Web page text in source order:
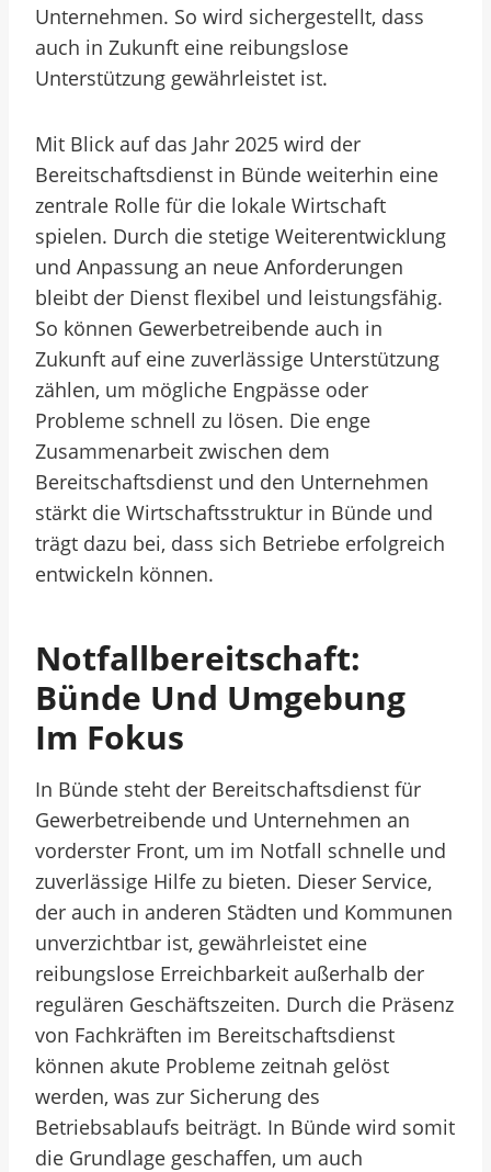
Unternehmen. So wird sichergestellt, dass
auch in Zukunft eine reibungslose
Unterstützung gewährleistet ist.
Mit Blick auf das Jahr 2025 wird der
Bereitschaftsdienst in Bünde weiterhin eine
zentrale Rolle für die lokale Wirtschaft
spielen. Durch die stetige Weiterentwicklung
und Anpassung an neue Anforderungen
bleibt der Dienst flexibel und leistungsfähig.
So können Gewerbetreibende auch in
Zukunft auf eine zuverlässige Unterstützung
zählen, um mögliche Engpässe oder
Probleme schnell zu lösen. Die enge
Zusammenarbeit zwischen dem
Bereitschaftsdienst und den Unternehmen
stärkt die Wirtschaftsstruktur in Bünde und
trägt dazu bei, dass sich Betriebe erfolgreich
entwickeln können.
Notfallbereitschaft:
Bünde Und Umgebung
Im Fokus
In Bünde steht der Bereitschaftsdienst für
Gewerbetreibende und Unternehmen an
vorderster Front, um im Notfall schnelle und
zuverlässige Hilfe zu bieten. Dieser Service,
der auch in anderen Städten und Kommunen
unverzichtbar ist, gewährleistet eine
reibungslose Erreichbarkeit außerhalb der
regulären Geschäftszeiten. Durch die Präsenz
von Fachkräften im Bereitschaftsdienst
können akute Probleme zeitnah gelöst
werden, was zur Sicherung des
Betriebsablaufs beiträgt. In Bünde wird somit
die Grundlage geschaffen, um auch